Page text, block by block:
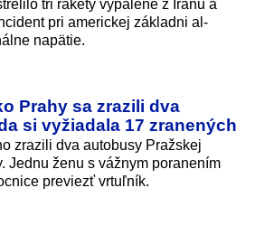
tri rakety vypálené z Iránu a
pri americkej základni al-
napätie.
Prahy sa zrazili dva
si vyžiadala 17 zranených
zrazili dva autobusy Pražskej
Jednu ženu s vážnym poranením
previezť vrtuľník.